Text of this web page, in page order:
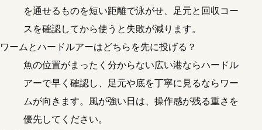
を通せるものを短い距離で泳がせ、足元と回収コー
スを確認してから使うと失敗が減ります。
ワームとハードルアーはどちらを先に投げる？
魚の位置がまったく分からない広い港ならハードル
アーで早く確認し、足元や底を丁寧に見るならワー
ムが向きます。風が強い日は、操作感が残る重さを
優先してください。